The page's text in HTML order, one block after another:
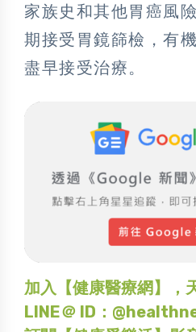
家族史和其他胃癌風
期接受胃鏡篩檢，有
盡早接受治療。
加入【健康醫療網】，
LINE＠ ID：